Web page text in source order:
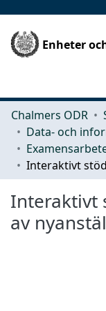
Enheter
Chalmers ODR
Interaktivt
av